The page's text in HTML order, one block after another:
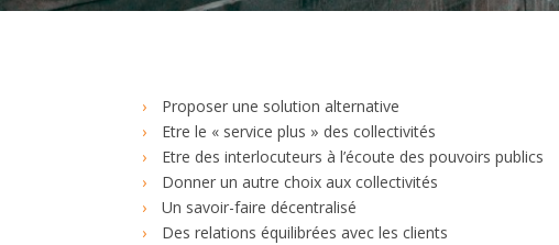
Proposer une solution alternative
Etre le « service plus » des collectivités
Etre des interlocuteurs à l’écoute des pouvoirs publics
Donner un autre choix aux collectivités
Un savoir-faire décentralisé
Des relations équilibrées avec les clients